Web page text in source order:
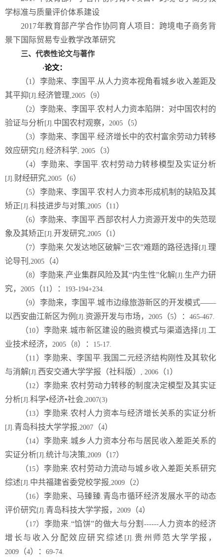
学标准与质量评价体系建设
2017年教育部产学合作协同育人项目：跨境电子商务背
景下国际贸易专业教学改革研究
三、代表性论文与著作
·论文：
（1）李勋来、李国平. 从人力资本视角看城乡收入差距及
其平抑 [J].经济管理,2005 （9）
（2）李勋来、李国平.农村人力资本陷阱：对中国农村的
验证与分析[J].中国农村观察， 2005 （5）
（3）李勋来、李国平.经济增长中的农村富余劳动力转移
效应研究[J].经济科学, 2005 （3）
（4）李勋来、李国平.农村劳动力转移模型及实证分析
[J].财经研究,2005 （6）
（5）李勋来、李国平.农村人力资本形成机制的缺陷及其
矫正 [J].科技进步与对策,2005 （11）
（6）李勋来、李国平.西部农村人力资源开发中的失范现
象及其矫正 [J].开发研究,2005 （1）
（7）李勋来.欠发达地区破解“三农”难题的路径选择[J].理
论导刊 ,2005 （4）
（8）李勋来.产业集群风险及其“内生性”化解[J].生产力研
究， 2005 （11）： 193-194+234.
（9）李勋来，李国平.城市边缘旅游新区的开发模式——
以西安曲江新区为例 [J].资源开发与市场， 2005 （5）： 465-467.
（10）李勋来 .城市新区建设的融资模式与渠道选择 [J].工
业技术经济， 2005 （8）： 15-17.
（11 ）李勋来、李国平.我国二元经济结构刚性及其软化
与消解[J].西安交通大学学报（社科版） , 2006 （1）
（12）李勋来 .农村劳动力转移的制度决定模型及其实证
分析[J].科学•经济•社会,2007(3)
（13）李勋来 .农村人力资本与经济增长关系的实证分析
[J].青岛科技大学学报,2007 （4）
（14）李勋来 .城乡人力资本分布与居民收入差距关系的
实证分析[J].统计与决策,2009 （17）
（15）李勋来 .农村劳动力流动与城乡收入差距关系研究
综述 [J].中共福建省委党校学报,2009 （2）
（16）李勋来、马臻臻. 青岛市循环经济发展水平的动态
评价研究[J].青岛科技大学学报， 2009 （4）
（ 17）李勋来 .“馅饼”的做大与分割 ------人力资本的经济
增长与收入分配效应研究综述 [J]. 贵州师范大学学报，
2009 （4）： 69-74.